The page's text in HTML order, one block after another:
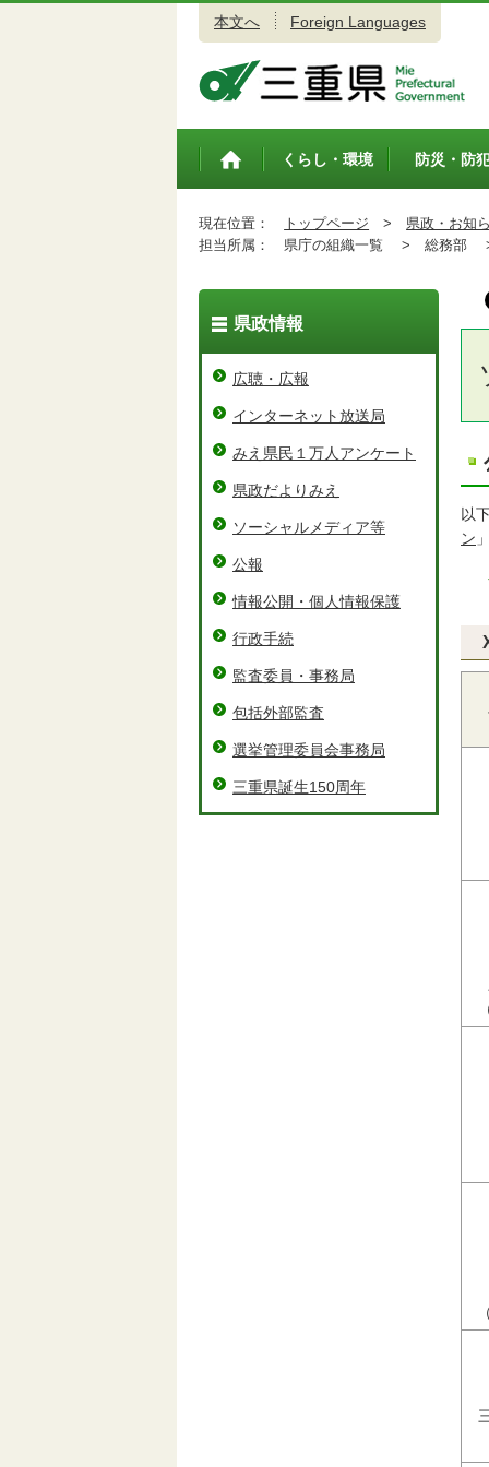
本文へ Foreign Languages
トップペ
くらし・環境 防災・防
現在位置： トップページ >
県政・お知
担当所属：
県庁の組織一覧 > 総務部
以
ン
県政情報
広聴・広報
インターネット放送局
みえ県民１万人アンケート
県政だよりみえ
ソーシャルメディア等
公報
情報公開・個人情報保護
行政手続
監査委員・事務局
包括外部監査
選挙管理委員会事務局
三重県誕生150周年